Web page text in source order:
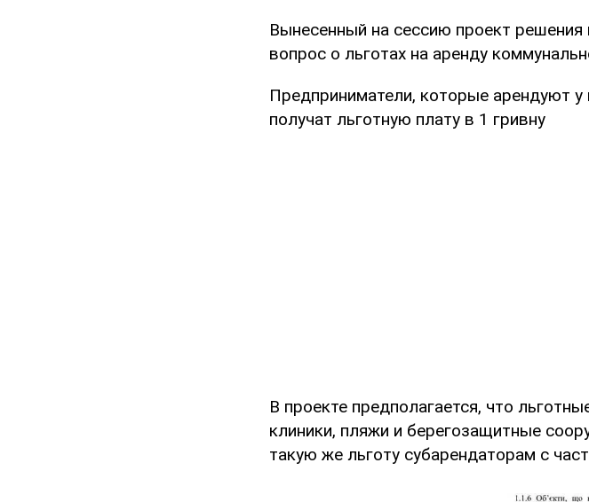
Вынесенный на сессию проект решения
вопрос о льготах на аренду
Предприниматели, которые арендуют
получат льготную плату в 1 гривну
В проекте предполагается, что
клиники, пляжи и берегозащитные
такую же льготу субарендаторам с